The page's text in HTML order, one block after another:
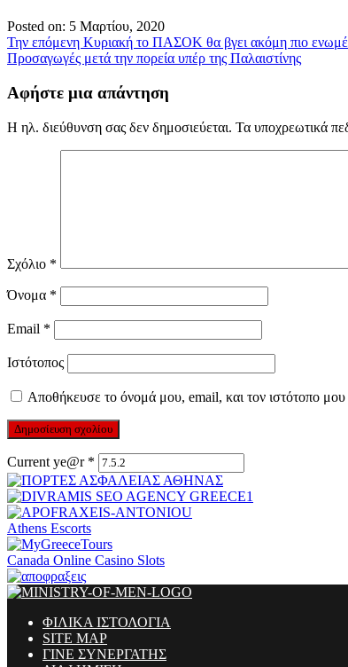
Posted on: 5 Μαρτίου, 2020
Πλοήγηση
άρθρων
Την επόμενη Κυριακή το ΠΑΣΟΚ θα βγει ακόμη πιο
Προσαγωγές μετά την πορεία υπέρ της Παλαιστίνης
Αφήστε μια απάντηση
Η ηλ. διεύθυνση σας δεν δημοσιεύεται. Τα υποχρεωτικά
Σχόλιο *
Όνομα *
Email *
Ιστότοπος
Αποθήκευσε το όνομά μου, email, και τον ιστότοπο
Current ye@r *
Athens Escorts
Canada Online Casino Slots
ΦΙΛΙΚΑ ΙΣΤΟΛΟΓΙΑ
SITE MAP
ΓΙΝΕ ΣΥΝΕΡΓΑΤΗΣ